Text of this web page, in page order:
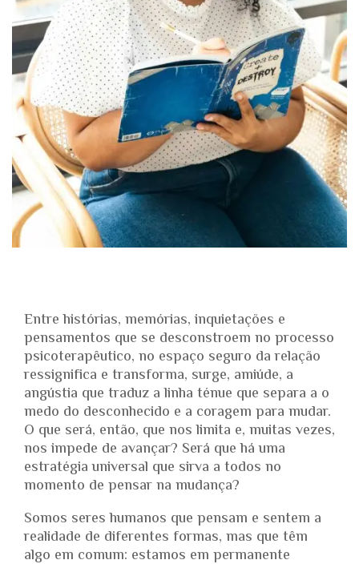
Entre histórias, memórias, inquietações e
pensamentos que se desconstroem no processo
psicoterapêutico, no espaço seguro da relação
ressignifica e transforma, surge, amiúde, a
angústia que traduz a linha ténue que separa a o
medo do desconhecido e a coragem para mudar.
O que será, então, que nos limita e, muitas vezes,
nos impede de avançar? Será que há uma
estratégia universal que sirva a todos no
momento de pensar na mudança?
Somos seres humanos que pensam e sentem a
realidade de diferentes formas, mas que têm
algo em comum: estamos em permanente